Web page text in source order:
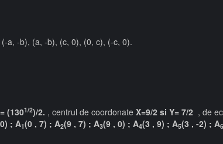
a, -b), (a, -b), (c, 0), (0, c), (-c, 0).
(1301/2)/2. , centrul de coordonate X=9/2 si Y= 7/2 , de
; A1(0 , 7) ; A2(9 , 7) ; A3(9 , 0) ; A4(3 , 9) ; A5(3 , -2) ; A6